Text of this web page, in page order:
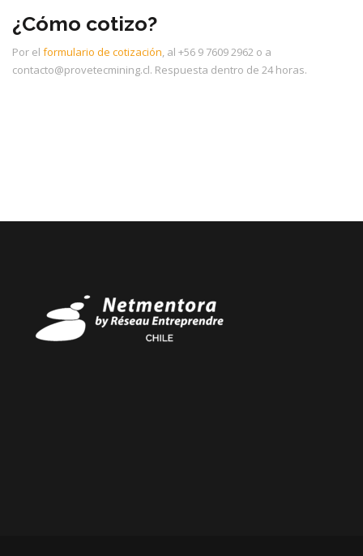
¿Cómo cotizo?
Por el formulario de cotización, al +56 9 7609 2962 o a
contacto@provetecmining.cl. Respuesta dentro de 24 horas.